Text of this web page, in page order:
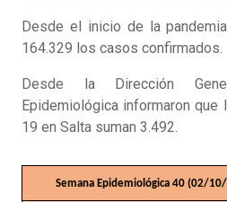
Desde el inicio de la
164.329 los casos confirmados.
Desde la Dirección
Epidemiológica informaron
19 en Salta suman 3.492.
Semana Epidemiológica 40 (02/